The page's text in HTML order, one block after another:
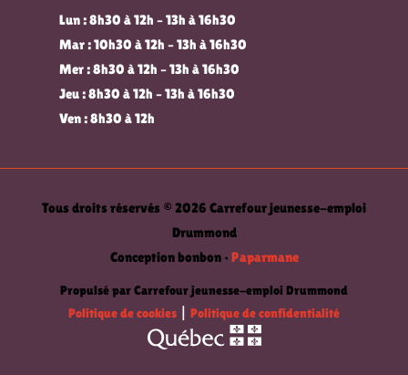
Lun : 8h30 à 12h – 13h à 16h30
Mar : 10h30 à 12h – 13h à 16h30
Mer : 8h30 à 12h – 13h à 16h30
Jeu : 8h30 à 12h – 13h à 16h30
Ven : 8h30 à 12h
Tous droits réservés © 2026 Carrefour jeunesse-emploi
Drummond
Conception bonbon • Paparmane
Propulsé par Carrefour jeunesse-emploi Drummond
Politique de cookies
Politique de confidentialité